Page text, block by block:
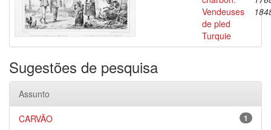
Vendeuses
de pled
Turquie
Sugestões de pesquisa
Assunto
1
CARVÃO